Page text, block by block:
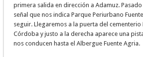
primera salida en dirección a Adamuz.
señal que nos indica Parque Periurbano
seguir. Llegaremos a la puerta del
Córdoba y justo a la derecha aparece una
nos conducen hasta el Albergue Fuente Agria.